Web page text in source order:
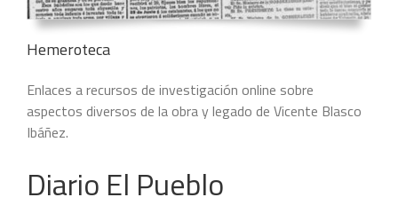
Hemeroteca
Enlaces a recursos de investigación online sobre
aspectos diversos de la obra y legado de Vicente Blasco
Ibáñez.
Diario El Pueblo